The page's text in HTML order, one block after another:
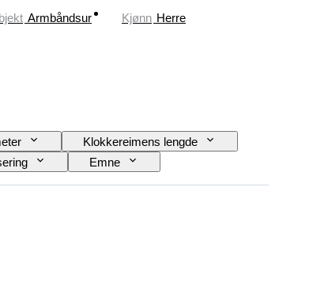
Armbåndsur Kjønn Herre
Klokkereimens lengde
Emne
Striking